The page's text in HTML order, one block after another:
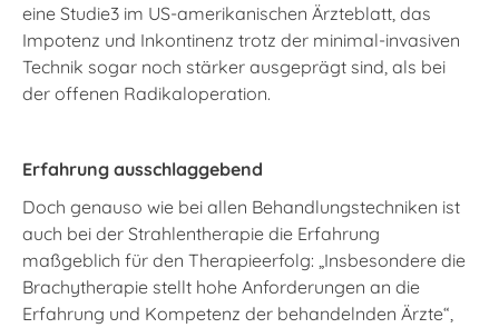
eine Studie3 im US-amerikanischen Ärzteblatt, das
Impotenz und Inkontinenz trotz der minimal-invasiven
Technik sogar noch stärker ausgeprägt sind, als bei
der offenen Radikaloperation.
Erfahrung ausschlaggebend
Doch genauso wie bei allen Behandlungstechniken ist
auch bei der Strahlentherapie die Erfahrung
maßgeblich für den Therapieerfolg: „Insbesondere die
Brachytherapie stellt hohe Anforderungen an die
Erfahrung und Kompetenz der behandelnden Ärzte“,